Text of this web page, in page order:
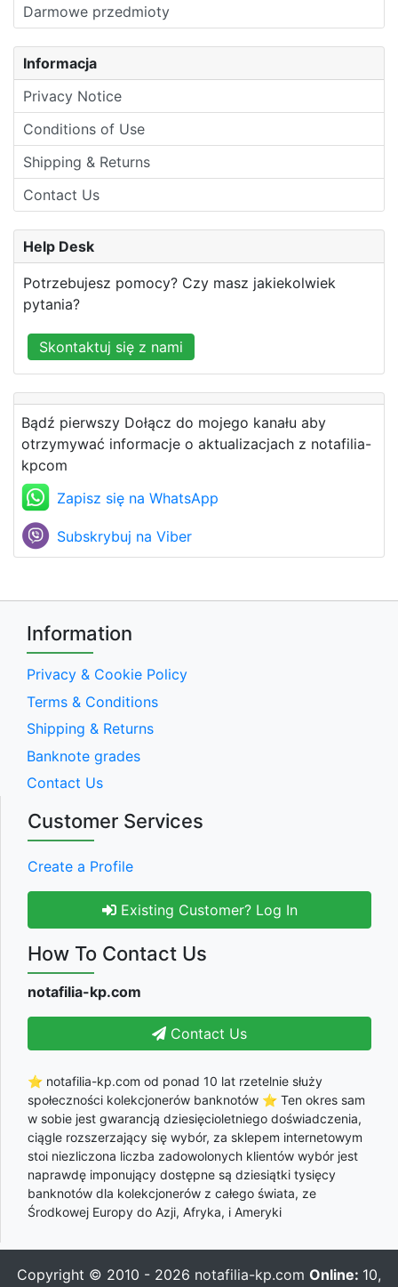
Darmowe przedmioty
Informacja
Privacy Notice
Conditions of Use
Shipping & Returns
Contact Us
Help Desk
Potrzebujesz pomocy? Czy masz jakiekolwiek
pytania?
Skontaktuj się z nami
Bądź pierwszy Dołącz do mojego kanału aby
otrzymywać informacje o aktualizacjach z notafilia-
kpcom
Zapisz się na WhatsApp
Subskrybuj na Viber
Information
Privacy & Cookie Policy
Terms & Conditions
Shipping & Returns
Banknote grades
Contact Us
Customer Services
Create a Profile
Existing Customer? Log In
How To Contact Us
notafilia-kp.com
Contact Us
⭐ notafilia-kp.com od ponad 10 lat rzetelnie służy
społeczności kolekcjonerów banknotów ⭐ Ten okres sam
w sobie jest gwarancją dziesięcioletniego doświadczenia,
ciągle rozszerzający się wybór, za sklepem internetowym
stoi niezliczona liczba zadowolonych klientów wybór jest
naprawdę imponujący dostępne są dziesiątki tysięcy
banknotów dla kolekcjonerów z całego świata, ze
Środkowej Europy do Azji, Afryka, i Ameryki
Copyright © 2010 - 2026 notafilia-kp.com Online: 10,